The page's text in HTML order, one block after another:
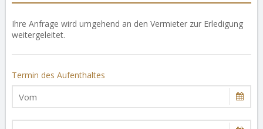
Ihre Anfrage wird umgehend an den Vermieter zur Erledigung
weitergeleitet.
Termin des Aufenthaltes